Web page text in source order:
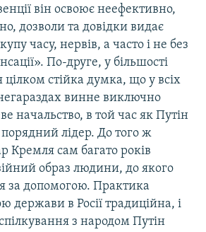
він освоює неефективно,
дозволи та довідки видає
часу, нервів, а часто і не без
По-друге, у більшості
стійка думка, що у всіх
винне виключно
начальство, в той час як Путін
лідер. До того ж
Кремля сам багато років
образ людини, до якого
за допомогою. Практика
держави в Росії традиційна, і
з народом Путін